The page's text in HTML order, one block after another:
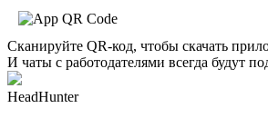
Сканируйте QR-код, чтобы скачать
И чаты с работодателями всегда будут
HeadHunter